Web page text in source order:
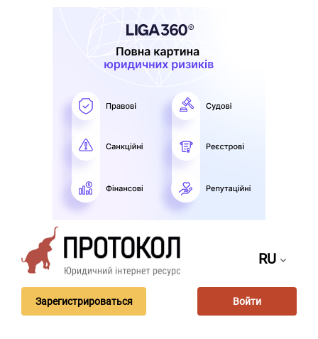
RU
Зарегистрироваться Войти